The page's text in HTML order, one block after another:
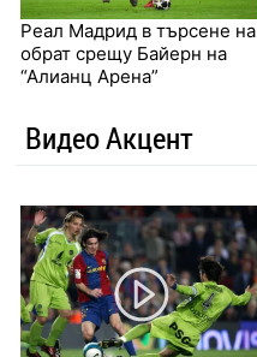
Реал Мадрид в търсене на
обрат срещу Байерн на
“Алианц Арена”
Видео Акцент